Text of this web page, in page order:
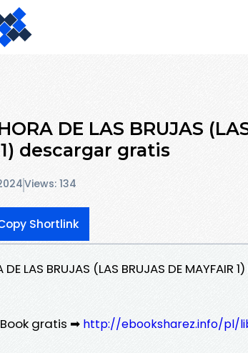
DE LAS BRUJAS
descargar gratis
Views: 134
Shortlink
DE LAS BRUJAS (LAS BRUJAS DE
gratis ➡ http://ebooksharez.info/pl/